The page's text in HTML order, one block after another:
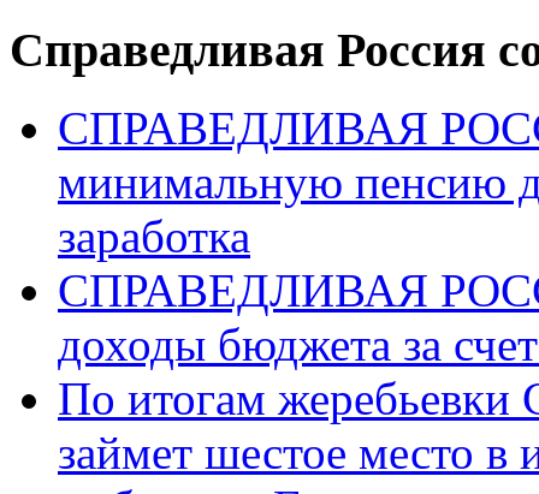
Справедливая Россия
СПРАВЕДЛИВАЯ
минимальную пенсию
заработка
СПРАВЕДЛИВАЯ
доходы бюджета за
По итогам
займет шестое место в